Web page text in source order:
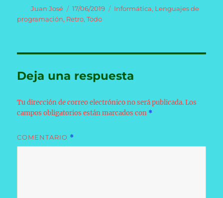
Autor
Juan José
Publicado
el
17/06/2019 Categorías
Informática, Lenguajes de
programación, Retro,Todo
Deja una respuesta
Tu dirección de correo electrónico no será publicada. Los
campos obligatorios están marcados con *
COMENTARIO *